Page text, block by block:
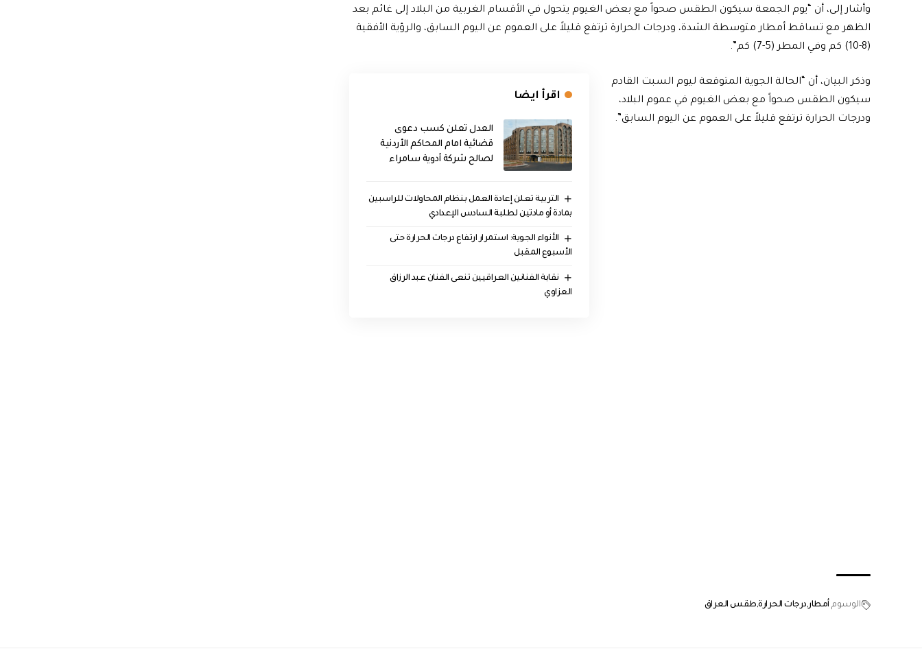
وأشار إلى، أن “يوم الجمعة سيكون الطقس صحواً مع بعض الغيوم يتحول في الأقسام الغربية من البلاد إلى غائم بعد
الظهر مع تساقط أمطار متوسطة الشدة، ودرجات الحرارة ترتفع قليلاً على العموم عن اليوم السابق، والرؤية الأفقية
(8-10) كم وفي المطر (5-7) كم”.
اقرأ ايضا
العدل تعلن كسب دعوى
قضائية امام المحاكم الأردنية
لصالح شركة أدوية سامراء
التربية تعلن إعادة العمل بنظام المحاولات للراسبين
بمادة أو مادتين لطلبة السادس الإعدادي
الأنواء الجوية: استمرار ارتفاع درجات الحرارة حتى
الأسبوع المقبل
نقابة الفنانين العراقيين تنعى الفنان عبد الرزاق
العزاوي
وذكر البيان، أن “الحالة الجوية المتوقعة ليوم السبت القادم
سيكون الطقس صحواً مع بعض الغيوم في عموم البلاد،
ودرجات الحرارة ترتفع قليلاً على العموم عن اليوم السابق”.
الوسوم أمطار درجات الحرارة طقس العراق